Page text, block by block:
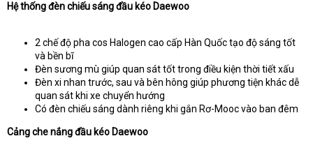
Hệ thống đèn chiếu sáng đầu kéo Daewoo
2 chế độ pha cos Halogen cao cấp Hàn Quốc tạo độ sáng tốt
và bền bĩ
Đèn sương mù giúp quan sát tốt trong điều kiện thời tiết xấu
Đèn xi nhan trước, sau và bên hông giúp phương tiện khác dễ
quan sát khi xe chuyển hướng
Có đèn chiếu sáng dành riêng khi gắn Rơ-Mooc vào ban đêm
Cảng che nắng đầu kéo Daewoo